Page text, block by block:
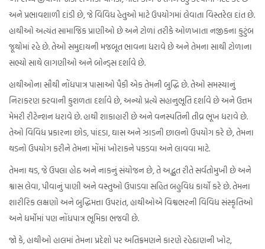
અને પ્રભાવશાળી દાંડી છે, જે વિવિધ હેતુઓ માટે ઉપયોગમાં લેવાતા વિસ્તરેલ દાંત છે.
હાથીઓ અત્યંત સામાજિક પ્રાણીઓ છે અને ટોળાં તરીકે ઓળખાતા નજીકના કુટુંબ
જૂથોમાં રહે છે. તેઓ સમુદાયની મજબૂત ભાવના ધરાવે છે અને તેમના સાથી ટોળાના
સભ્યો સાથે લાગણીઓ અને બોન્ડ્સ દર્શાવે છે.
હાથીઓના સૌથી નોંધપાત્ર પાસાઓ પૈકી એક તેમની બુદ્ધિ છે. તેઓ સમસ્યાનું
નિરાકરણ કરવાની કુશળતા દર્શાવે છે, અન્યો પ્રત્યે સહાનુભૂતિ દર્શાવે છે અને ઉત્તમ
મેમરી રીટેન્શન ધરાવે છે. હાથી શાકાહારી છે અને વનસ્પતિની તીવ્ર ભૂખ ધરાવે છે.
તેઓ વિવિધ પ્રકારના છોડ, પાંદડા, ઘાસ અને ઝાડની છાલનો ઉપયોગ કરે છે, તેમના
થડનો ઉપયોગ કરીને તેમના મોંમાં ખોરાકને પકડવા અને લાવવા માટે.
તેમના થડ, જે ઉપલા હોઠ અને નાકનું સંયોજન છે, તે અદ્ભુત રીતે સર્વતોમુખી છે અને
શ્વાસ લેવા, પીવાનું પાણી અને વસ્તુઓ ઉપાડવા સહિત બહુવિધ કાર્યો કરે છે. તેમના
શારીરિક લક્ષણો અને બુદ્ધિમત્તા ઉપરાંત, હાથીઓએ વિશ્વભરની વિવિધ સંસ્કૃતિઓ
અને ધર્મોમાં પણ નોંધપાત્ર ભૂમિકા ભજવી છે.
જો કે, હાથીઓ હાલમાં તેમના પ્રદેશો પર અતિક્રમણને કારણે રહેઠાણની ખોટ,